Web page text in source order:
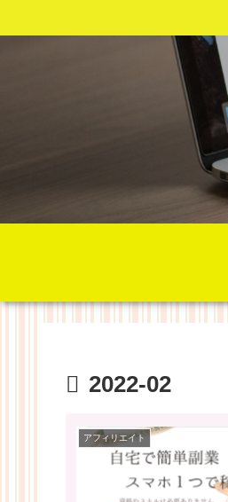
2022-02
アフィリエイト